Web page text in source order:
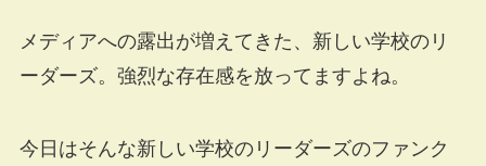
メディアへの露出が増えてきた、新しい学校のリ
ーダーズ。強烈な存在感を放ってますよね。
今日はそんな新しい学校のリーダーズのファンク